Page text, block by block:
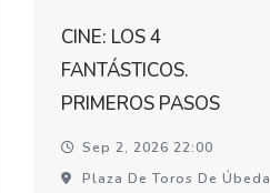
CINE: LOS 4
FANTÁSTICOS.
PRIMEROS PASOS
Sep 2, 2026 22:00
Plaza De Toros De Úbeda